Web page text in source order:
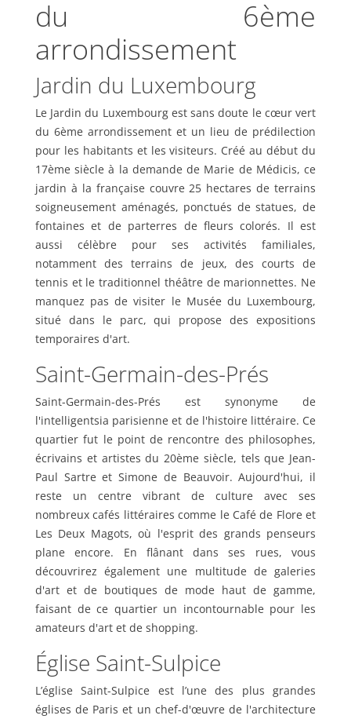
du 6ème
arrondissement
Jardin du Luxembourg
Le Jardin du Luxembourg est sans doute le cœur vert
du 6ème arrondissement et un lieu de prédilection
pour les habitants et les visiteurs. Créé au début du
17ème siècle à la demande de Marie de Médicis, ce
jardin à la française couvre 25 hectares de terrains
soigneusement aménagés, ponctués de statues, de
fontaines et de parterres de fleurs colorés. Il est
aussi célèbre pour ses activités familiales,
notamment des terrains de jeux, des courts de
tennis et le traditionnel théâtre de marionnettes. Ne
manquez pas de visiter le Musée du Luxembourg,
situé dans le parc, qui propose des expositions
temporaires d'art.
Saint-Germain-des-Prés
Saint-Germain-des-Prés est synonyme de
l'intelligentsia parisienne et de l'histoire littéraire. Ce
quartier fut le point de rencontre des philosophes,
écrivains et artistes du 20ème siècle, tels que Jean-
Paul Sartre et Simone de Beauvoir. Aujourd'hui, il
reste un centre vibrant de culture avec ses
nombreux cafés littéraires comme le Café de Flore et
Les Deux Magots, où l'esprit des grands penseurs
plane encore. En flânant dans ses rues, vous
découvrirez également une multitude de galeries
d'art et de boutiques de mode haut de gamme,
faisant de ce quartier un incontournable pour les
amateurs d'art et de shopping.
Église Saint-Sulpice
L’église Saint-Sulpice est l’une des plus grandes
églises de Paris et un chef-d'œuvre de l'architecture